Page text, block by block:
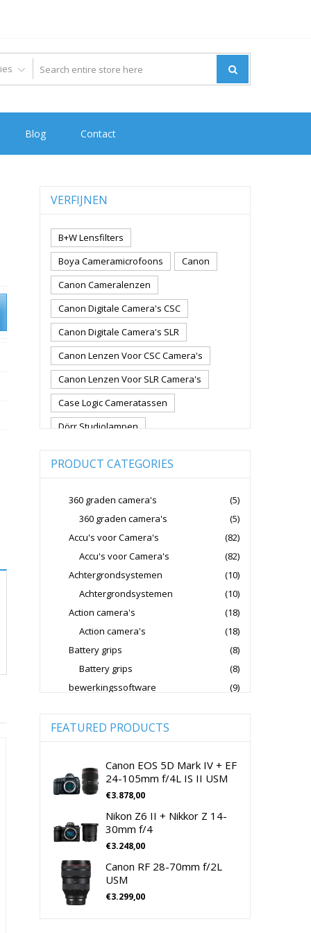
Blog Contact
VERFIJNEN
B+W Lensfilters
Boya Cameramicrofoons
Canon
Canon Cameralenzen
Canon Digitale Camera's CSC
Canon Digitale Camera's SLR
Canon Lenzen Voor CSC Camera's
Canon Lenzen Voor SLR Camera's
Case Logic Cameratassen
Dörr Studiolampen
Fujifilm Digitale Camera's CSC
Fujifilm Lenzen Voor CSC Camera's
Godox Flitsers
GoPro
Hoya Lensfilters
Joby Gorillapods
Joby Statieven
Jupio Accu's Voor Camera's
Lowepro Cameratassen
Nikon CSC Full Frame
Nikon Digitale Camera's CSC
Nikon Lenzen Voor SLR Camera's
Panasonic Digitale Camera's CSC
Peak Design Cameratassen
Rode Microphones Cameramicrofoons
Sandisk Geheugenkaarten
PRODUCT CATEGORIES
360 graden camera's
(5)
360 graden camera's
(5)
Accu's voor Camera's
(82)
Accu's voor Camera's
(82)
Achtergrondsystemen
(10)
Achtergrondsystemen
(10)
Action camera's
(18)
Action camera's
(18)
Battery grips
(8)
Battery grips
(8)
bewerkingssoftware
(9)
Camera's
Spiegelreflex camera
(0)
cameralenzen
(196)
Lenzen voor CSC camera's
Lenzen voor SLR camera's
(81)
cameramicrofoons
Cameratassen
(137)
Cameratassen
FEATURED PRODUCTS
Canon EOS 5D Mark IV + EF
24-105mm f/4L IS II USM
€3.878,00
Nikon Z6 II + Nikkor Z 14-
30mm f/4
€3.248,00
Canon RF 28-70mm f/2L
USM
€3.299,00